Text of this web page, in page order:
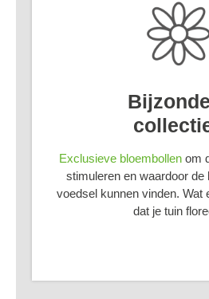
Exclusieve bloembollen om
stimuleren en waardoor de
voedsel kunnen vinden. Wat
dat je tuin